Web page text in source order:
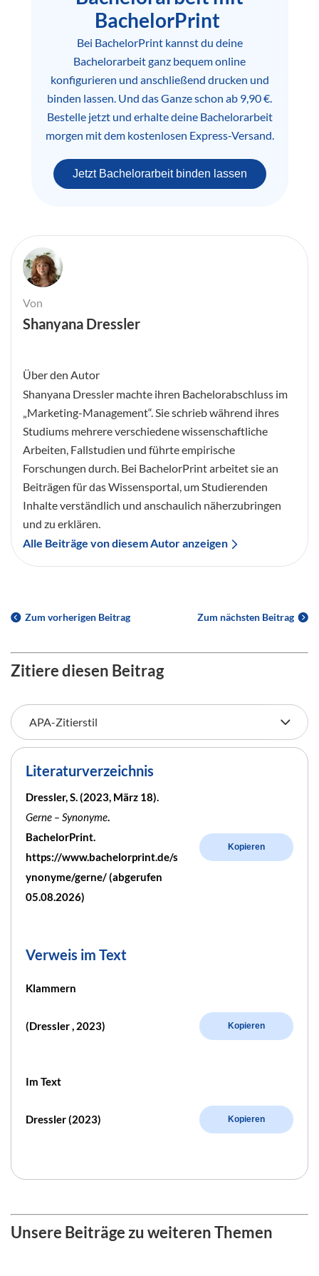
BachelorPrint
Bei BachelorPrint kannst du deine
Bachelorarbeit ganz bequem online
konfigurieren und anschließend drucken und
binden lassen. Und das Ganze schon ab 9,90 €.
Bestelle jetzt und erhalte deine Bachelorarbeit
morgen mit dem kostenlosen Express-Versand.
Jetzt Bachelorarbeit binden lassen
Von
Shanyana Dressler
Über den Autor
Shanyana Dressler machte ihren Bachelorabschluss im
„Marketing-Management“. Sie schrieb während ihres
Studiums mehrere verschiedene wissenschaftliche
Arbeiten, Fallstudien und führte empirische
Forschungen durch. Bei BachelorPrint arbeitet sie an
Beiträgen für das Wissensportal, um Studierenden
Inhalte verständlich und anschaulich näherzubringen
und zu erklären.
Alle Beiträge von diesem Autor anzeigen
Zum vorherigen Beitrag Zum nächsten Beitrag
Zitiere diesen Beitrag
Literaturverzeichnis
Dressler, S. (2023, März 18).
Gerne – Synonyme.
BachelorPrint.
https://www.bachelorprint.de/s
ynonyme/gerne/ (abgerufen
05.08.2026)
Kopieren
Verweis im Text
Klammern
(Dressler , 2023) Kopieren
Im Text
Dressler (2023) Kopieren
Unsere Beiträge zu weiteren Themen